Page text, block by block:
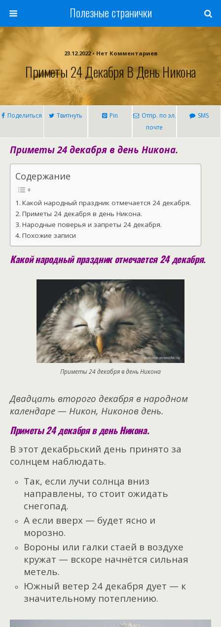
Полезные странички
23.12.2022 • Нет Комментариев
Приметы 24 Декабря В День Никона
Поделиться Твитнуть Pin
Отпр. по эл.
почте
SMS
Приметы 24 декабря в день Никона.
Содержание
Какой народный праздник отмечается 24 декабря.
Приметы 24 декабря в день Никона.
Народные поверья и запреты 24 декабря.
Похожие записи
Какой народный праздник отмечается 24 декабря.
Приметы 24 декабря в день Никона
Двадцать второго декабря в народном
календаре — Никон, Никонов день.
Приметы 24 декабря в день Никона.
В этот декабрьский день принято за
солнцем наблюдать.
Так, если лучи солнца вниз
направлены, то стоит ожидать
снегопад.
А если вверх — будет ясно и
морозно.
Вороны или галки стаей в воздухе
кружат — вскоре начнётся сильная
метель.
Южный ветер 24 декабря дует — к
значительному потеплению.